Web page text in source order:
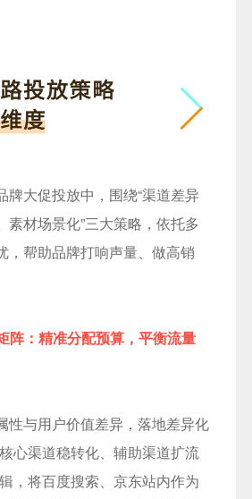
牌大促投放中，围绕“渠道差异
素材场景化”三大策略，依托多
帮助品牌打响声量、 做高销
阵：精准分配预算，平衡流量
性与用户价值差异，落地差异化
心渠道稳转化、辅助渠道扩流
，将百度搜索、京东站内作为